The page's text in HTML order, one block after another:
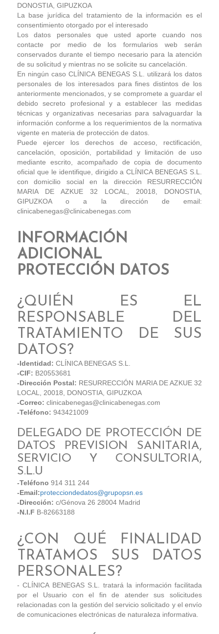
DONOSTIA, GIPUZKOA
La base jurídica del tratamiento de la información es el
consentimiento otorgado por el interesado
Los datos personales que usted aporte cuando nos
contacte por medio de los formularios web serán
conservados durante el tiempo necesario para la atención
de su solicitud y mientras no se solicite su cancelación.
En ningún caso CLÍNICA BENEGAS S.L. utilizará los datos
personales de los interesados para fines distintos de los
anteriormente mencionados, y se compromete a guardar el
debido secreto profesional y a establecer las medidas
técnicas y organizativas necesarias para salvaguardar la
información conforme a los requerimientos de la normativa
vigente en materia de protección de datos.
Puede ejercer los derechos de acceso, rectificación,
cancelación, oposición, portabilidad y limitación de uso
mediante escrito, acompañado de copia de documento
oficial que le identifique, dirigido a CLÍNICA BENEGAS S.L.
con domicilio social en la dirección RESURRECCIÓN
MARIA DE AZKUE 32 LOCAL, 20018, DONOSTIA,
GIPUZKOA o a la dirección de email:
clinicabenegas@clinicabenegas.com
INFORMACIÓN
ADICIONAL
PROTECCIÓN DATOS
¿QUIÉN ES EL
RESPONSABLE DEL
TRATAMIENTO DE SUS
DATOS?
-Identidad: CLÍNICA BENEGAS S.L.
-CIF: B20553681
-Dirección Postal: RESURRECCIÓN MARIA DE AZKUE 32
LOCAL, 20018, DONOSTIA, GIPUZKOA
-Correo: clinicabenegas@clinicabenegas.com
-Teléfono: 943421009
DELEGADO DE PROTECCIÓN DE
DATOS PREVISION SANITARIA,
SERVICIO Y CONSULTORIA,
S.L.U
-Teléfono 914 311 244
-Email:protecciondedatos@grupopsn.es
-Dirección: c/Génova 26 28004 Madrid
-N.I.F B-82663188
¿CON QUÉ FINALIDAD
TRATAMOS SUS DATOS
PERSONALES?
- CLÍNICA BENEGAS S.L. tratará la información facilitada
por el Usuario con el fin de atender sus solicitudes
relacionadas con la gestión del servicio solicitado y el envío
de comunicaciones electrónicas de naturaleza informativa.